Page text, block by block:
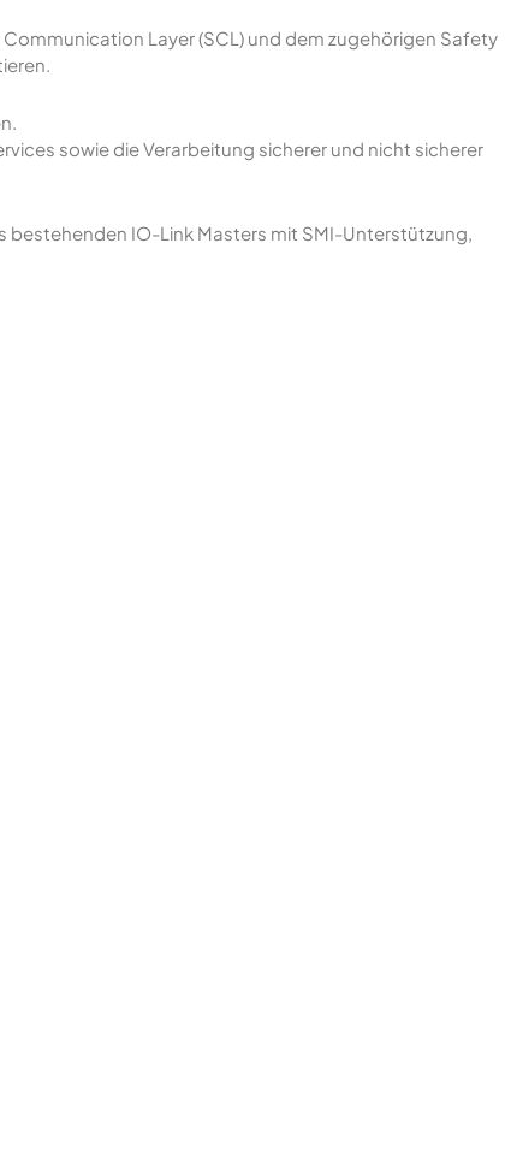
Layer (SCL) und dem zugehörigen Safety
sowie die Verarbeitung sicherer und nicht sicherer
IO-Link Masters mit SMI-Unterstützung,